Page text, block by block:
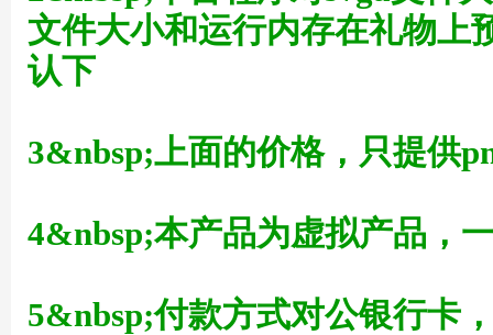
文件大小和运行内存在礼物上
认下
3&nbsp;上面的价格，只提供
4&nbsp;本产品为虚拟产品，
5&nbsp;付款方式对公银行卡